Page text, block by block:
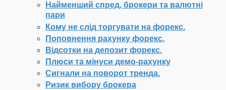
Найменший спред, брокери та валютні
пари
Кому не слід торгувати на форекс.
Поповнення рахунку форекс.
Відсотки на депозит форекс.
Плюси та мінуси демо-рахунку
Сигнали на поворот тренда.
Ризик вибору брокера